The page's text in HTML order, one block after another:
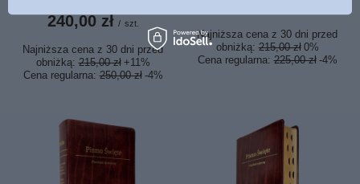
240,00 zł / szt.
Najniższa cena z 30 dni przed
obniżką:215,00 zł +11%
Cena regularna:250,00 zł -4%
Najniższa cena z 30 dni przed
obniżką:215,00 zł 0%
Cena regularna:225,00 zł -4%